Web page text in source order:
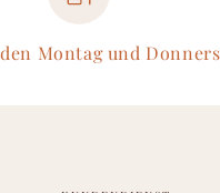
Montag und